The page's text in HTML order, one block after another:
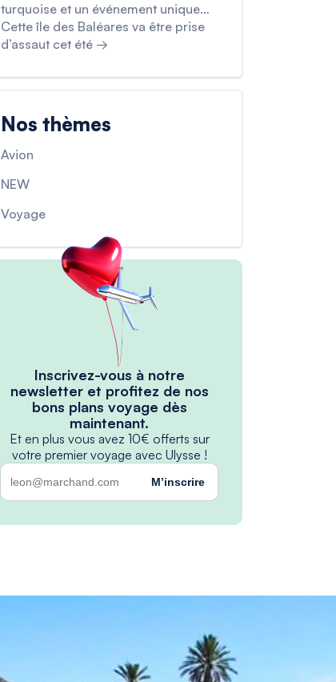
turquoise et un événement unique…
Cette île des Baléares va être prise
d’assaut cet été →
Nos thèmes
Avion
NEW
Voyage
Inscrivez-vous à notre
newsletter et profitez de nos
bons plans voyage dès
maintenant.
Et en plus vous avez 10€ offerts sur
votre premier voyage avec Ulysse !
M’inscrire